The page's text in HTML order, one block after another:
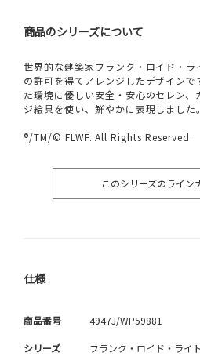
商品のシリーズについて
世界的な建築家フランク・ロイド・
の許可を得てアレンジしたデザイン
た環境に優しい安全・安心のセレン
ジ絵具を使い、鮮やかに表現しました。
®/TM/© FLWF. All Rights Reserved.
このシリーズのライン
仕様
商品番号 4947J/WP59881
シリーズ フランク・ロイド・ライ